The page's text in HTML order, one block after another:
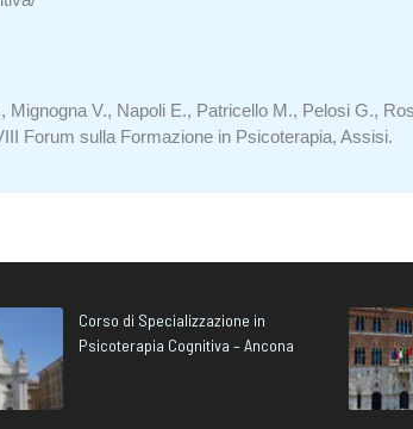
V., Napoli E., Patricello M., Pelosi G.,
Forum sulla Formazione in Psicoterapia, Assisi.
Corso di Specializzazione in
Psicoterapia Cognitiva – Ancona